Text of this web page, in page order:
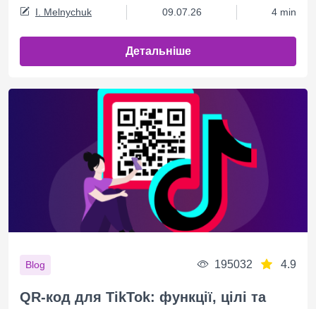
I. Melnychuk 09.07.26 4 min
Детальніше
Blog 195032 4.9
QR-код для TikTok: функції, цілі та